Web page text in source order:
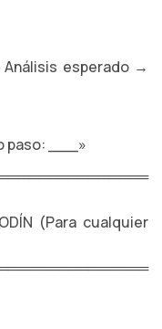
esperado →
paso: ___»
(Para cualquier